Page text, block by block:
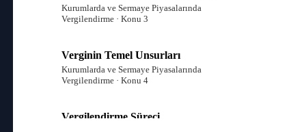
Kurumlarda ve Sermaye Piyasalarında
Vergilendirme · Konu 3
Verginin Temel Unsurları
Kurumlarda ve Sermaye Piyasalarında
Vergilendirme · Konu 4
Vergilendirme Süreci